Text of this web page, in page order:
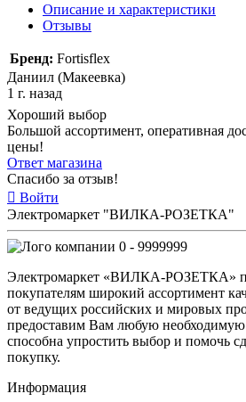
Описание и характеристики
Отзывы
Бренд: Fortisflex
Даниил (Макеевка)
1 г. назад
Хороший выбор
Большой ассортимент, оперативная
цены!
Ответ магазина
Спасибо за отзыв!
Войти
Электромаркет "ВИЛКА-РОЗЕТКА"
0 - 9999999
Электромаркет «ВИЛКА-РОЗЕТКА»
покупателям широкий ассортимент
от ведущих российских и мировых
предоставим Вам любую
способна упростить выбор и помочь
покупку.
Информация